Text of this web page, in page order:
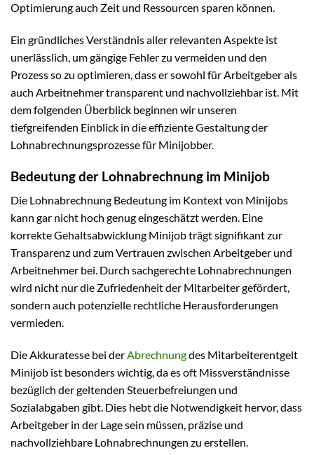
Optimierung auch Zeit und Ressourcen sparen können.
Ein gründliches Verständnis aller relevanten Aspekte ist
unerlässlich, um gängige Fehler zu vermeiden und den
Prozess so zu optimieren, dass er sowohl für Arbeitgeber als
auch Arbeitnehmer transparent und nachvollziehbar ist. Mit
dem folgenden Überblick beginnen wir unseren
tiefgreifenden Einblick in die effiziente Gestaltung der
Lohnabrechnungsprozesse für Minijobber.
Bedeutung der Lohnabrechnung im Minijob
Die Lohnabrechnung Bedeutung im Kontext von Minijobs
kann gar nicht hoch genug eingeschätzt werden. Eine
korrekte Gehaltsabwicklung Minijob trägt signifikant zur
Transparenz und zum Vertrauen zwischen Arbeitgeber und
Arbeitnehmer bei. Durch sachgerechte Lohnabrechnungen
wird nicht nur die Zufriedenheit der Mitarbeiter gefördert,
sondern auch potenzielle rechtliche Herausforderungen
vermieden.
Die Akkuratesse bei derAbrechnungdes Mitarbeiterentgelt
Minijob ist besonders wichtig, da es oft Missverständnisse
bezüglich der geltenden Steuerbefreiungen und
Sozialabgaben gibt. Dies hebt die Notwendigkeit hervor, dass
Arbeitgeber in der Lage sein müssen, präzise und
nachvollziehbare Lohnabrechnungen zu erstellen.